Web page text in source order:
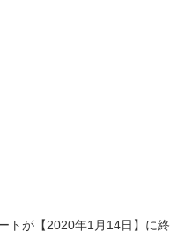
トが【2020年1月14日】に